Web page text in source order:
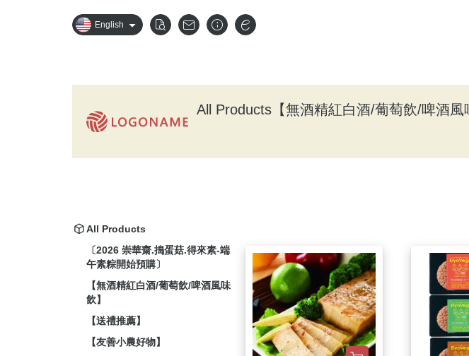
English
All Products 【無酒精紅白酒/葡萄飲/啤酒風
All Products
〔2026 崇華齋.搗蛋菇.得來素-端
午素粽開始預購〕
【無酒精紅白酒/葡萄飲/啤酒風味
飲】
【送禮推薦】
【友善小農好物】